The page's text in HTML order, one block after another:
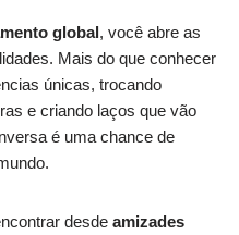
global, você abre as
Mais do que conhecer
únicas, trocando
e criando laços que vão
é uma chance de
desde amizades